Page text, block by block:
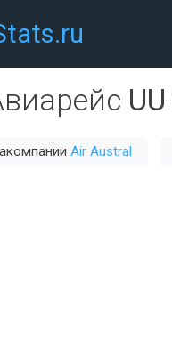
Air Austral